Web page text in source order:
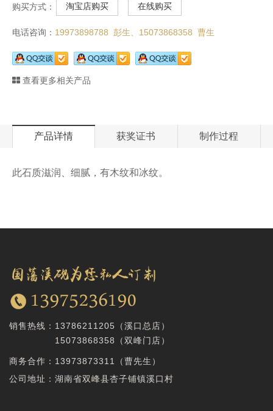
购买方式： 淘宝店购买 在线购买
电话咨询： 19973898788 彭生、 15073868358 曹生
查看更多相关产品
产品详情 获奖证书 制作过程
此石质滋润、细腻，有木纹和冰纹。
销售热线： 13786211205（溪口总店）
15073868358
（双峰门店）
商务合作： 13973873311（曹先生）
公司地址：湖南省双峰县杏子铺镇溪口村